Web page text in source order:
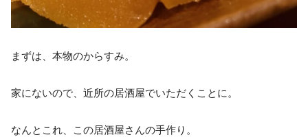
まずは、本物のからすみ。
家にないので、近所の居酒屋でいただくことに。
なんとこれ、この居酒屋さんの手作り。